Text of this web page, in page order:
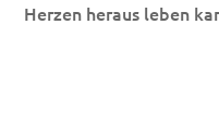
Herzen heraus leben